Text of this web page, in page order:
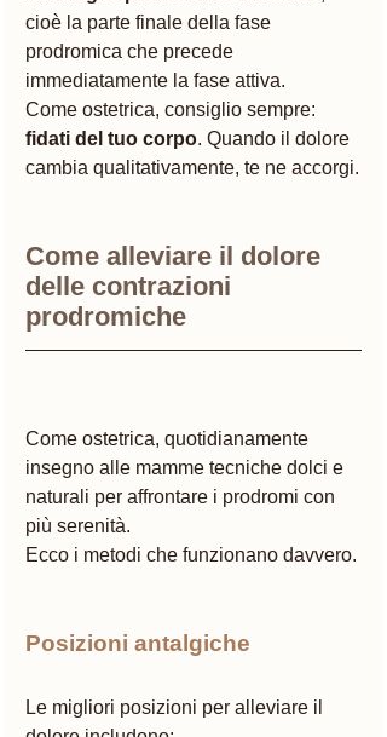
cioè la parte finale della fase
prodromica che precede
immediatamente la fase attiva.
Come ostetrica, consiglio sempre:
fidati del tuo corpo. Quando il dolore
cambia qualitativamente, te ne accorgi.
Come alleviare il dolore
delle contrazioni
prodromiche
Come ostetrica, quotidianamente
insegno alle mamme tecniche dolci e
naturali per affrontare i prodromi con
più serenità.
Ecco i metodi che funzionano davvero.
Posizioni antalgiche
Le migliori posizioni per alleviare il